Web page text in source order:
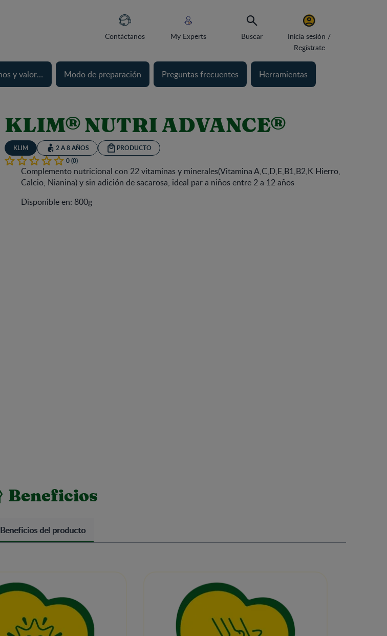
Contáctanos My Experts Buscar
Inicia sesión /
Regístrate
Ingredientes, alérgenos y valores nutricionales Modo de preparación Preguntas frecuentes Herramientas
KLIM® NUTRI ADVANCE®
KLIM 2 A 8 AÑOS
PRODUCTO
0 (0)
Complemento nutricional con 22 vitaminas y minerales(Vitamina A,C,D,E,B1,B2,K Hierro,
Calcio, Nianina) y sin adición de sacarosa, ideal par a niños entre 2 a 12 años
Disponible en: 800g
Beneficios
Beneficios del producto